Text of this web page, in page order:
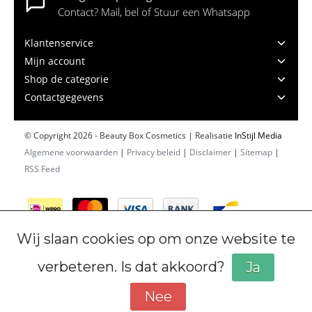
Contact? Mail, bel of Stuur een Whatsapp
Klantenservice
Mijn account
Shop de categorie
Contactgegevens
© Copyright 2026 - Beauty Box Cosmetics | Realisatie InStijl Media
Algemene voorwaarden | Privacy beleid | Disclaimer | Sitemap |
RSS Feed
Wij slaan cookies op om onze website te
verbeteren. Is dat akkoord?
Ja
Nee